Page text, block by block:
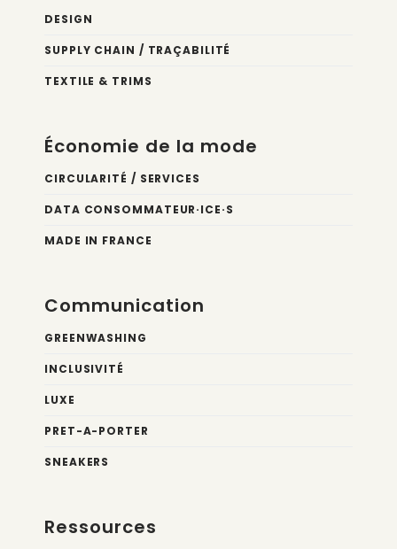
DESIGN
SUPPLY CHAIN / TRAÇABILITÉ
TEXTILE & TRIMS
Économie de la mode
CIRCULARITÉ / SERVICES
DATA CONSOMMATEUR·ICE·S
MADE IN FRANCE
Communication
GREENWASHING
INCLUSIVITÉ
LUXE
PRET-A-PORTER
SNEAKERS
Ressources